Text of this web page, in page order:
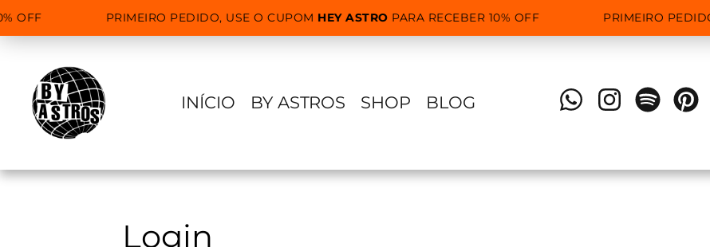
OFF PRIMEIRO PEDIDO, USE O CUPOMHEY ASTROPARA RECEBER 10% OFF PRIMEIRO
INÍCIO BY ASTROS SHOP BLOG
Login